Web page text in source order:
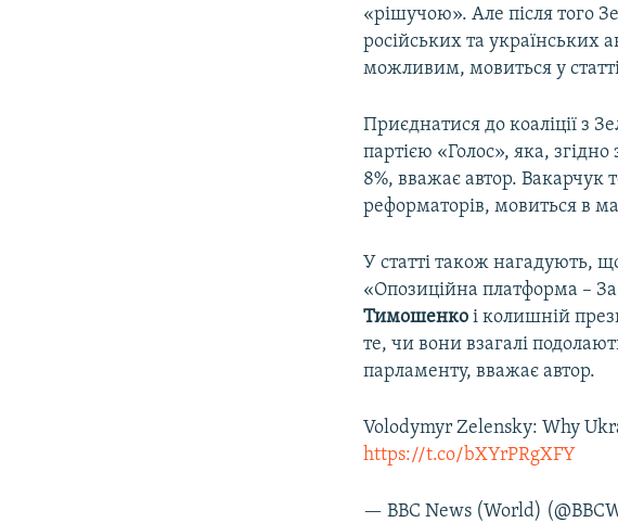
«рішучою». Але після того
російських та українських
можливим, мовиться у
Приєднатися до коаліції з
партією «Голос», яка,
8%, вважає автор.
реформаторів, мовиться в
У статті також нагадують,
«Опозиційна платформа –
Тимошенко і колишній
те, чи вони взагалі
парламенту, вважає автор.
Volodymyr Zelensky: Why
https://t.co/bXYrPRgXFY
— BBC News (World)